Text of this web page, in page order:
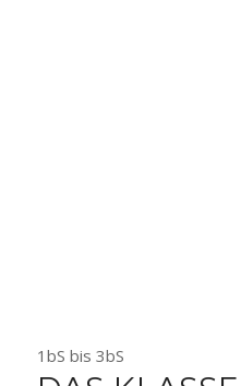
1bS bis 3bS